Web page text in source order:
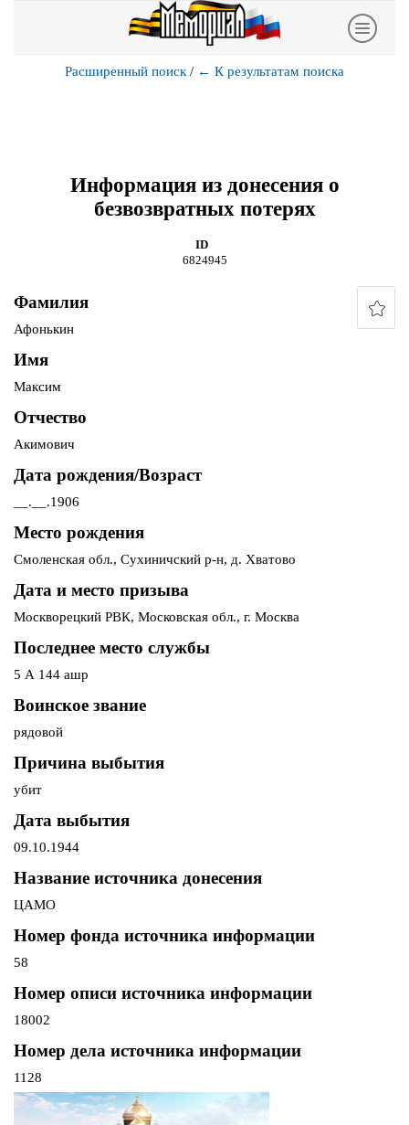
Расширенный поиск / ← К результатам поиска
Информация из донесения о
безвозвратных потерях
ID
6824945
Фамилия
Афонькин
Имя
Максим
Отчество
Акимович
Дата рождения/Возраст
__.__.1906
Место рождения
Смоленская обл., Сухиничский р-н, д. Хватово
Дата и место призыва
Москворецкий РВК, Московская обл., г. Москва
Последнее место службы
5 А 144 ашр
Воинское звание
рядовой
Причина выбытия
убит
Дата выбытия
09.10.1944
Название источника донесения
ЦАМО
Номер фонда источника информации
58
Номер описи источника информации
18002
Номер дела источника информации
1128